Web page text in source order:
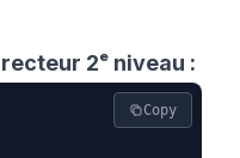
2ᵉ niveau :
Copy